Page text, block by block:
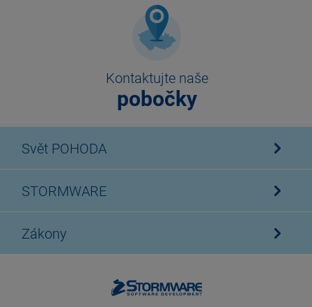
Kontaktujte naše
pobočky
Svět POHODA
STORMWARE
Zákony